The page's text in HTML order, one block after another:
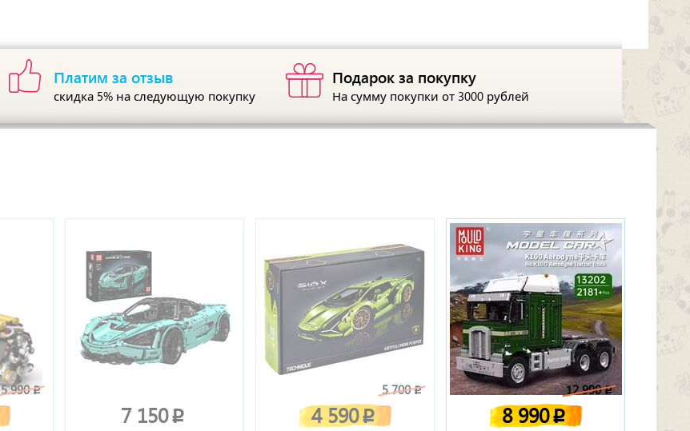
Платим за отзыв
скидка 5% на следующую покупку
Подарок за покупку
На сумму покупки от 3000 рублей
5 990p
7 150p
5 700p
4 590p
12 990p
8 990p